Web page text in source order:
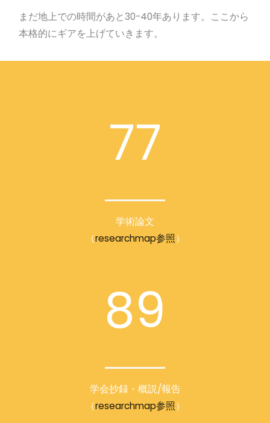
まだ地上での時間があと30-40年あります。ここから
本格的にギアを上げていきます。
77
学術論文
（researchmap参照）
89
学会抄録・概説/報告
（researchmap参照）